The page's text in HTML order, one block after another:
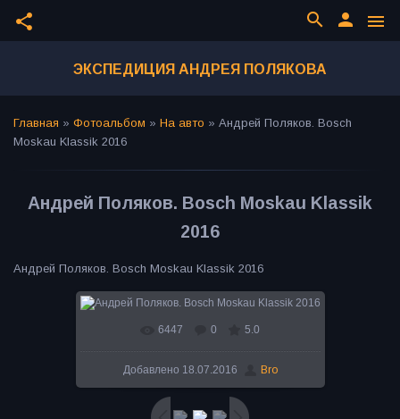
share menu
person
search
ЭКСПЕДИЦИЯ АНДРЕЯ ПОЛЯКОВА
Главная » Фотоальбом » На авто » Андрей Поляков. Bosch
Moskau Klassik 2016
Андрей Поляков. Bosch Moskau Klassik
2016
Андрей Поляков. Bosch Moskau Klassik 2016
В реальном размере 800x525
6447 0 5.0
Добавлено 18.07.2016 Bro